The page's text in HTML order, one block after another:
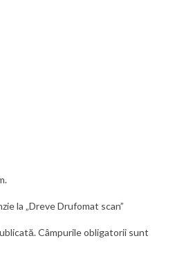
la „Dreve Drufomat scan”
Câmpurile obligatorii sunt